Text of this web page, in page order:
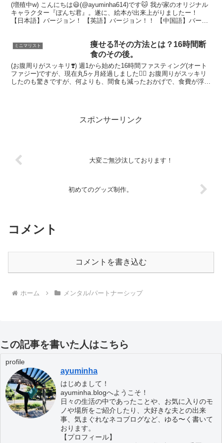
(増殖中w) こんにちは😃(@ayuminha614)です🐱 我が家のオリジナル
キャラクター『ぽんぢ君』。遂に、絵本が出来上がりましたー！
【日本語】バージョン！ 【英語】バージョン！！ 【中国語】バージ
ミニマリスト
痩せる⁈その方法とは？16時間断
食のその後。
(お腹周りがスッキリ❣️) 週1から始めた16時間ファスティング(オート
ファジー)ですが、現在丸5ヶ月経過しました🙆‍♀️ お腹周りがスッキリ
したのも驚きですが、何よりも、間食も減ったおかげで、食費が浮い
スポンサーリンク
大変ご無沙汰しております！
初めてのグッズ制作。
コメント
コメントを書き込む
ホーム メンタル/パートナーシップ
この記事を書いた人はこちら
profile
ayuminha
はじめまして！
ayuminha.blogへようこそ！
日々の生活の中であったことや、お気に入りのモ
ノや場所をご紹介したり、大好きな夫との出来
事、気まぐれなネコブログなど、ゆる〜く書いて
おります。
【プロフィール】